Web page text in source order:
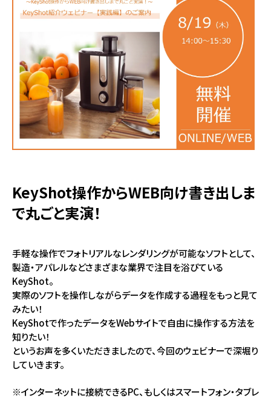
KeyShot操作からWEB向け書き出しま
で丸ごと実演！
手軽な操作でフォトリアルなレンダリングが可能なソフトとして、
製造・アパレルなどさまざまな業界で注目を浴びている
KeyShot。
実際のソフトを操作しながらデータを作成する過程をもっと見て
みたい！
KeyShotで作ったデータをWebサイトで自由に操作する方法を
知りたい！
というお声を多くいただきましたので、今回のウェビナーで深堀り
していきます。
※インターネットに接続できるPC、もしくはスマートフォン・タブレ